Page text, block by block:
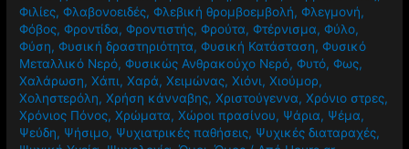
Φιλίες,Φλαβονοειδές,Φλεβική θρομβοεμβολή,Φλεγμονή,
Φόβος,Φροντίδα,Φροντιστής,Φρούτα,Φτέρνισμα,Φύλο,
Φύση,Φυσική δραστηριότητα,Φυσική Κατάσταση,Φυσικό
Μεταλλικό Νερό,Φυσικώς Ανθρακούχο Νερό,Φυτό,Φως,
Χαλάρωση,Χάπι,Χαρά,Χειμώνας,Χιόνι,Χιούμορ,
Χοληστερόλη,Χρήση κάνναβης,Χριστούγεννα,Χρόνιο στρες,
Χρόνιος Πόνος,Χρώματα,Χώροι πρασίνου, Ψάρια, Ψέμα,
Ψεύδη, Ψήσιμο, Ψυχιατρικές παθήσεις, Ψυχικές διαταραχές,